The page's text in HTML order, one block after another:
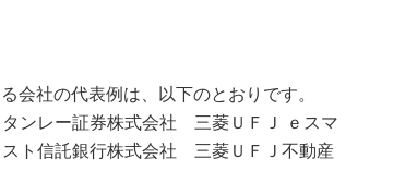
会社の代表例は、以下のとおりです。
ンレー証券株式会社 三菱ＵＦＪ ｅスマ
ト信託銀行株式会社 三菱ＵＦＪ不動産